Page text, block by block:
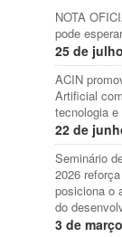
NOTA
pode
25 de
ACIN
Artificial
tecnologia
22 de
Seminário
2026
posiciona o
do
3 de